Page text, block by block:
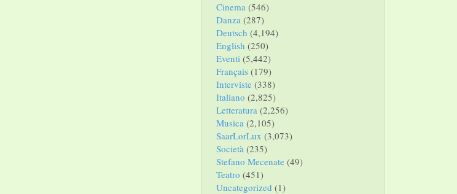
Cinema (546)
Danza (287)
Deutsch (4,194)
English (250)
Eventi (5,442)
Français (179)
Interviste (338)
Italiano (2,825)
Letteratura (2,256)
Musica (2,105)
SaarLorLux (3,073)
Società (235)
Stefano Mecenate (49)
Teatro (451)
Uncategorized (1)